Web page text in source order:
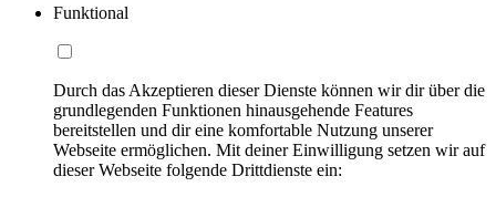
Funktional
Durch das Akzeptieren dieser Dienste können wir dir über die
grundlegenden Funktionen hinausgehende Features
bereitstellen und dir eine komfortable Nutzung unserer
Webseite ermöglichen. Mit deiner Einwilligung setzen wir auf
dieser Webseite folgende Drittdienste ein: